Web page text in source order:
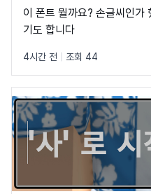
이 폰트 뭘까요? 손글씨인가
기도 합니다
4시간 전 조회 44